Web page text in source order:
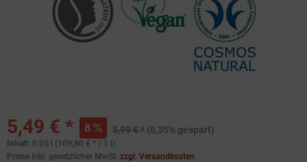
5,49 € * 8 5,99 € * (8,35% gespart)
Inhalt: 0.05 l (109,80 € * / 1 l)
Preise inkl. gesetzlicher MwSt. zzgl. Versandkosten